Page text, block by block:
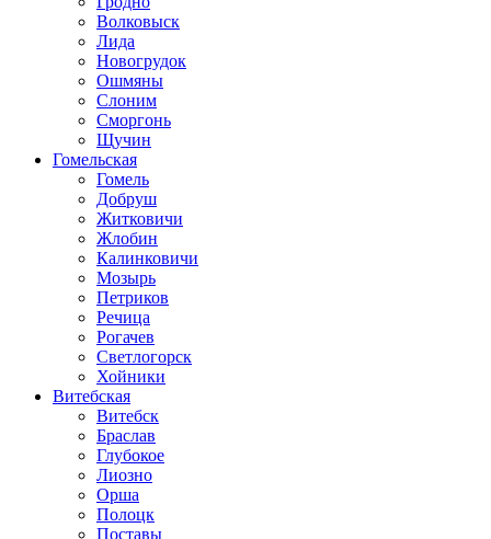
Волковыск
Лида
Новогрудок
Ошмяны
Слоним
Сморгонь
Щучин
Гомельская
Гомель
Добруш
Житковичи
Жлобин
Калинковичи
Мозырь
Петриков
Речица
Рогачев
Светлогорск
Хойники
Витебская
Витебск
Браслав
Глубокое
Лиозно
Орша
Полоцк
Поставы